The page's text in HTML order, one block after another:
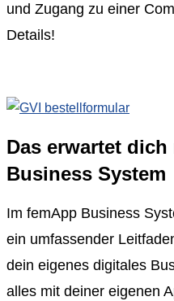
und Zugang zu einer
Details!
Das erwartet
Business System
Im femApp Business
ein umfassender
dein eigenes digitales
alles mit deiner eigenen